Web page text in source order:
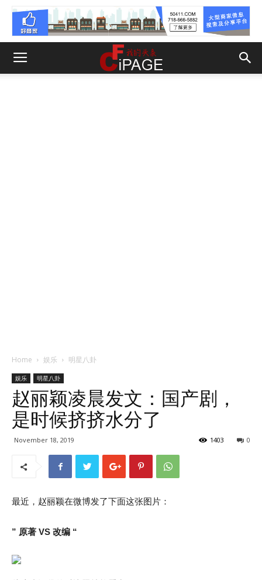
Home 娱乐 明星八卦
娱乐 明星八卦
赵丽颖凌晨发文：国产剧，
是时候挤挤水分了
November 18, 2019 0
1403
最近，赵丽颖在微博发了下面这张图片：
” 原著 VS 改编 “